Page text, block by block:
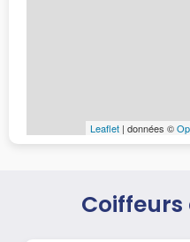
Leaflet | données ©